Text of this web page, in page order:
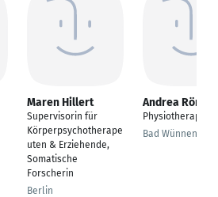
Maren Hillert
Supervisorin für
Körperpsychotherape
uten & Erziehende,
Somatische
Forscherin
Berlin
Andrea Rörig
Physiotherapeutin
Bad Wünnenberg